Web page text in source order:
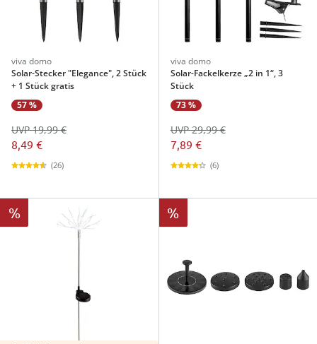
viva domo
Solar-Stecker "Elegance", 2 Stück
+ 1 Stück gratis
57 %
8,49 €
UVP 19,99 €
(26)
viva domo
Solar-Fackelkerze „2 in 1“, 3
Stück
73 %
7,89 €
UVP 29,99 €
(6)
% %